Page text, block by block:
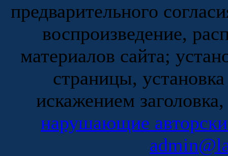
предварительного
воспроизведение,
материалов сайта;
страницы,
искажением
нарушающие